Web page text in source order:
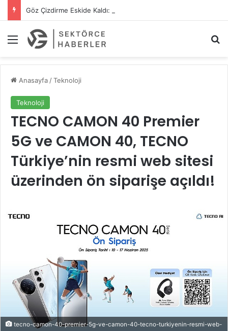
Menü
Anasayfa/Teknoloji
Teknoloji
TECNO CAMON 40 Premier
5G ve CAMON 40, TECNO
Türkiye’nin resmi web sitesi
üzerinden ön siparişe açıldı!
tecno-camon-40-premier-5g-ve-camon-40-tecno-turkiyenin-resmi-web-